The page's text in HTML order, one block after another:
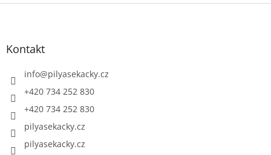
Z
Kontakt
info@pilyasekacky.cz
+420 734 252 830
+420 734 252 830
pilyasekacky.cz
pilyasekacky.cz